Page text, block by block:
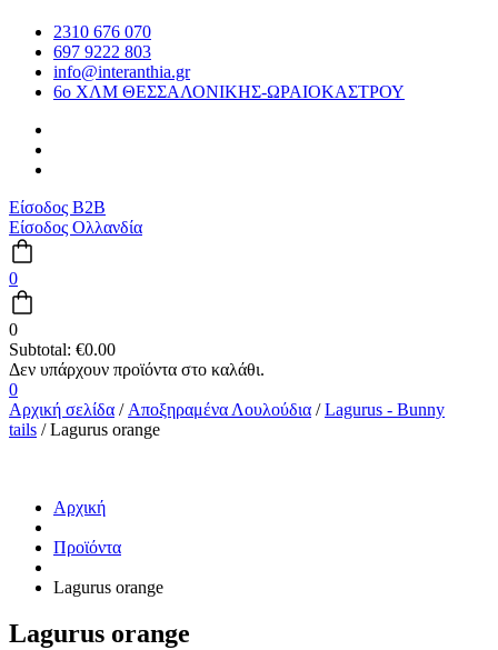
2310 676 070
697 9222 803
info@interanthia.gr
6ο ΧΛΜ ΘΕΣΣΑΛΟΝΙΚΗΣ-ΩΡΑΙΟΚΑΣΤΡΟΥ
Είσοδος B2B
Είσοδος Ολλανδία
0
0
Subtotal: €0.00
0
Αρχική σελίδα / Αποξηραμένα Λουλούδια /Lagurus - Bunny
tails / Lagurus orange
Αρχική
Προϊόντα
Lagurus orange
Lagurus orange